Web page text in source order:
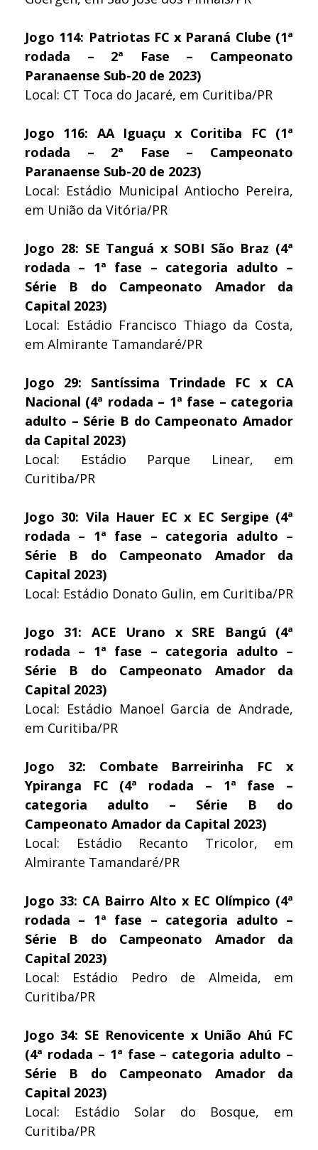
Jogo 114: Patriotas FC x Paraná Clube (1ª
rodada – 2ª Fase – Campeonato
Paranaense Sub-20 de 2023)
Local: CT Toca do Jacaré, em Curitiba/PR
Jogo 116: AA Iguaçu x Coritiba FC (1ª
rodada – 2ª Fase – Campeonato
Paranaense Sub-20 de 2023)
Local: Estádio Municipal Antiocho Pereira,
em União da Vitória/PR
Jogo 28: SE Tanguá x SOBI São Braz (4ª
rodada – 1ª fase – categoria adulto –
Série B do Campeonato Amador da
Capital 2023)
Local: Estádio Francisco Thiago da Costa,
em Almirante Tamandaré/PR
Jogo 29: Santíssima Trindade FC x CA
Nacional (4ª rodada – 1ª fase – categoria
adulto – Série B do Campeonato Amador
da Capital 2023)
Local: Estádio Parque Linear, em
Curitiba/PR
Jogo 30: Vila Hauer EC x EC Sergipe (4ª
rodada – 1ª fase – categoria adulto –
Série B do Campeonato Amador da
Capital 2023)
Local: Estádio Donato Gulin, em Curitiba/PR
Jogo 31: ACE Urano x SRE Bangú (4ª
rodada – 1ª fase – categoria adulto –
Série B do Campeonato Amador da
Capital 2023)
Local: Estádio Manoel Garcia de Andrade,
em Curitiba/PR
Jogo 32: Combate Barreirinha FC x
Ypiranga FC (4ª rodada – 1ª fase –
categoria adulto – Série B do
Campeonato Amador da Capital 2023)
Local: Estádio Recanto Tricolor, em
Almirante Tamandaré/PR
Jogo 33: CA Bairro Alto x EC Olímpico (4ª
rodada – 1ª fase – categoria adulto –
Série B do Campeonato Amador da
Capital 2023)
Local: Estádio Pedro de Almeida, em
Curitiba/PR
Jogo 34: SE Renovicente x União Ahú FC
(4ª rodada – 1ª fase – categoria adulto –
Série B do Campeonato Amador da
Capital 2023)
Local: Estádio Solar do Bosque, em
Curitiba/PR